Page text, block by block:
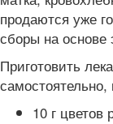
продаются уже
сборы на основе
Приготовить
10 г